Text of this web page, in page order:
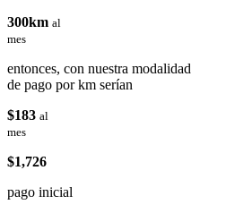
300km al
mes
entonces, con nuestra modalidad
de pago por km serían
$183 al
mes
$1,726
pago inicial